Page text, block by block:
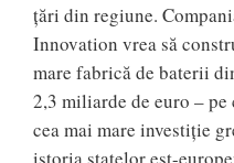
ţări din regiune.
Innovation vrea să
mare fabrică de baterii
2,3 miliarde de euro –
cea mai mare investiţie
istoria statelor est-